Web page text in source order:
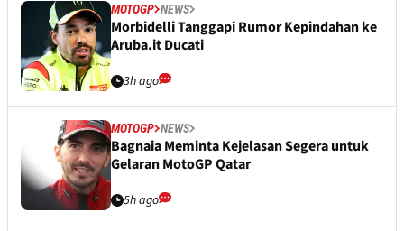
MOTOGP NEWS
Morbidelli Tanggapi Rumor Kepindahan ke
Aruba.it Ducati
3h ago
MOTOGP NEWS
Bagnaia Meminta Kejelasan Segera untuk
Gelaran MotoGP Qatar
5h ago